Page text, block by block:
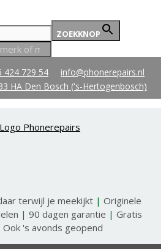
ZOEKKNOP
424 729 54
info@phonerepairs.nl
HA Den Bosch ('s-Hertogenbosch)
terwijl je meekijkt | Originele
| 90 dagen garantie | Gratis
Ook 's avonds geopend